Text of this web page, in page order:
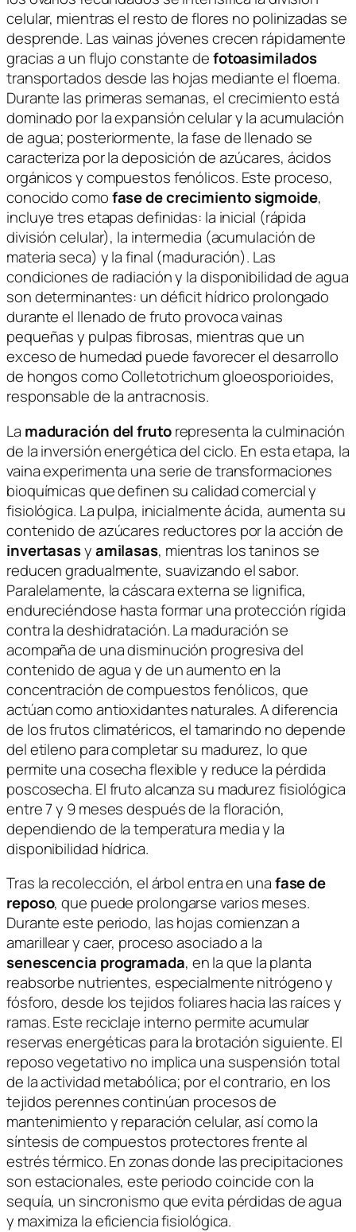
celular, mientras el resto de flores no polinizadas se
desprende. Las vainas jóvenes crecen rápidamente
gracias a un flujo constante defotoasimilados
transportados desde las hojas mediante el floema.
Durante las primeras semanas, el crecimiento está
dominado por la expansión celular y la acumulación
de agua; posteriormente, la fase de llenado se
caracteriza por la deposición de azúcares, ácidos
orgánicos y compuestos fenólicos. Este proceso,
conocido comofase de crecimiento sigmoide,
incluye tres etapas definidas: la inicial (rápida
división celular), la intermedia (acumulación de
materia seca) y la final (maduración). Las
condiciones de radiación y la disponibilidad de agua
son determinantes: un déficit hídrico prolongado
durante el llenado de fruto provoca vainas
pequeñas y pulpas fibrosas, mientras que un
exceso de humedad puede favorecer el desarrollo
de hongos comoColletotrichum gloeosporioides,
responsable de la antracnosis.
La maduración del frutorepresenta la culminación
de la inversión energética del ciclo. En esta etapa, la
vaina experimenta una serie de transformaciones
bioquímicas que definen su calidad comercial y
fisiológica. La pulpa, inicialmente ácida, aumenta su
contenido de azúcares reductores por la acción de
invertasasyamilasas, mientras los taninos se
reducen gradualmente, suavizando el sabor.
Paralelamente, la cáscara externa se lignifica,
endureciéndose hasta formar una protección rígida
contra la deshidratación. La maduración se
acompaña de una disminución progresiva del
contenido de agua y de un aumento en la
concentración de compuestos fenólicos, que
actúan como antioxidantes naturales. A diferencia
de los frutos climatéricos, el tamarindo no depende
del etileno para completar su madurez, lo que
permite una cosecha flexible y reduce la pérdida
poscosecha. El fruto alcanza su madurez fisiológica
entre 7 y 9 meses después de la floración,
dependiendo de la temperatura media y la
disponibilidad hídrica.
Tras la recolección, el árbol entra en unafase de
reposo, que puede prolongarse varios meses.
Durante este periodo, las hojas comienzan a
amarillear y caer, proceso asociado a la
senescencia programada, en la que la planta
reabsorbe nutrientes, especialmente nitrógeno y
fósforo, desde los tejidos foliares hacia las raíces y
ramas. Este reciclaje interno permite acumular
reservas energéticas para la brotación siguiente. El
reposo vegetativo no implica una suspensión total
de la actividad metabólica; por el contrario, en los
tejidos perennes continúan procesos de
mantenimiento y reparación celular, así como la
síntesis de compuestos protectores frente al
estrés térmico. En zonas donde las precipitaciones
son estacionales, este periodo coincide con la
sequía, un sincronismo que evita pérdidas de agua
y maximiza la eficiencia fisiológica.